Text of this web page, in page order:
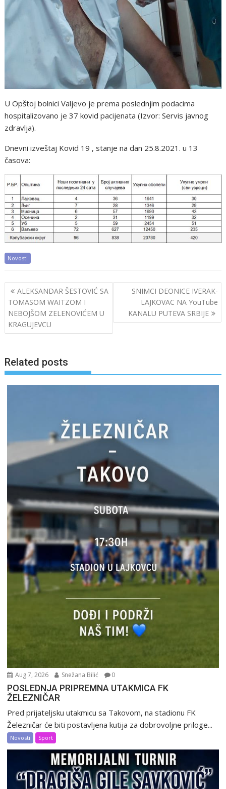
U Opštoj bolnici Valjevo je prema poslednjim podacima
hospitalizovano je 37 kovid pacijenata (Izvor: Servis javnog
zdravlja).
Dnevni izveštaj Kovid 19 , stanje na dan 25.8.2021. u 13
časova:
Novosti
Post
navigation
ALEKSANDAR ŠESTOVIĆ SA
TOMASOM WAITZOM I
NEBOJŠOM ZELENOVIĆEM U
KRAGUJEVCU
SNIMCI DEONICE IVERAK-
LAJKOVAC NA YouTube
KANALU PUTEVA SRBIJE
Related posts
Aug 7, 2026 Snežana Bilić 0
POSLEDNJA PRIPREMNA UTAKMICA FK
ŽELEZNIČAR
Pred prijateljsku utakmicu sa Takovom, na stadionu FK
Železničar će biti postavljena kutija za dobrovoljne priloge...
Novosti Sport